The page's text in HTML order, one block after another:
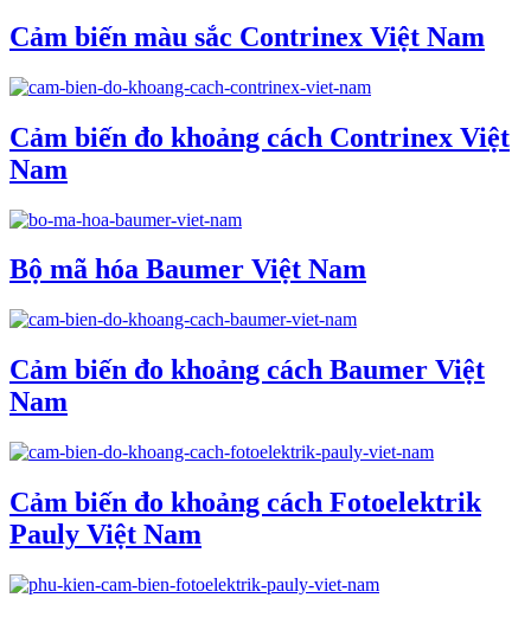
Cảm biến màu sắc Contrinex Việt Nam
Cảm biến đo khoảng cách Contrinex Việt
Nam
Bộ mã hóa Baumer Việt Nam
Cảm biến đo khoảng cách Baumer Việt
Nam
Cảm biến đo khoảng cách Fotoelektrik
Pauly Việt Nam